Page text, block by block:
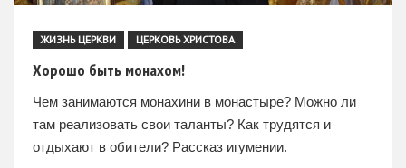
ЖИЗНЬ ЦЕРКВИ ЦЕРКОВЬ ХРИСТОВА
Хорошо быть монахом!
Чем занимаются монахини в монастыре? Можно ли
там реализовать свои таланты? Как трудятся и
отдыхают в обители? Рассказ игумении.